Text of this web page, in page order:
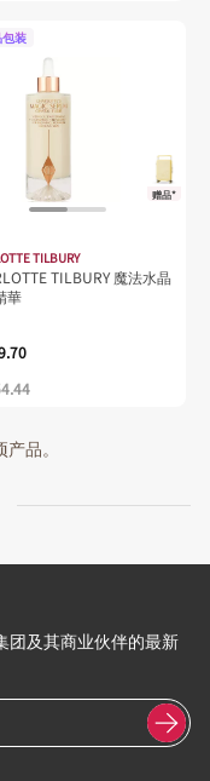
装
赠品*
TILBURY
TILBURY 魔法水晶
華
品。
团及其商业伙伴的最新